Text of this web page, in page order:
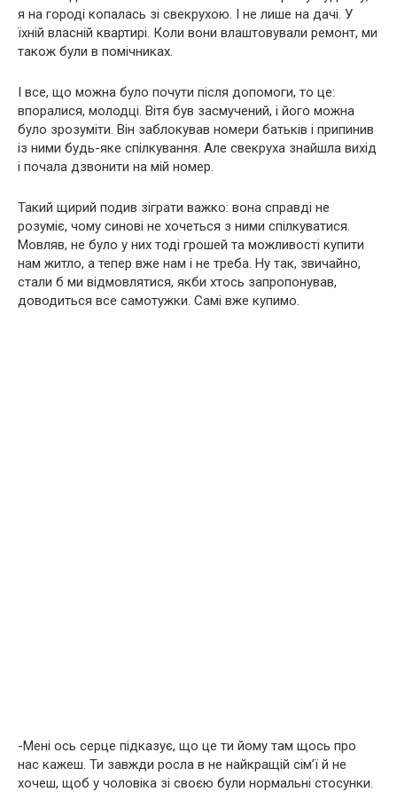
я на городі копалась зі свекрухою. І не лише на дачі. У
їхній власній квартирі. Коли вони влаштовували ремонт, ми
також були в помічниках.
І все, що можна було почути після допомоги, то це:
впоралися, молодці. Вітя був засмучений, і його можна
було зрозуміти. Він заблокував номери батьків і припинив
із ними будь-яке спілкування. Але свекруха знайшла вихід
і почала дзвонити на мій номер.
Такий щирий подив зіграти важко: вона справді не
розуміє, чому синові не хочеться з ними спілкуватися.
Мовляв, не було у них тоді грошей та можливості купити
нам житло, а тепер вже нам і не треба. Ну так, звичайно,
стали б ми відмовлятися, якби хтось запропонував,
доводиться все самотужки. Самі вже купимо.
-Мені ось серце підказує, що це ти йому там щось про
нас кажеш. Ти завжди росла в не найкращій сім’ї й не
хочеш, щоб у чоловіка зі своєю були нормальні стосунки.